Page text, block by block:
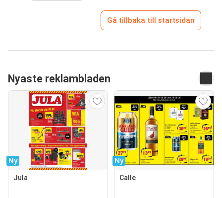
Gå tillbaka till startsidan
Nyaste reklambladen
Ny
Jula
Ny
Calle